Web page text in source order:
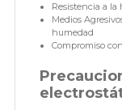
Resistencia a la
Medios
humedad
Compromiso